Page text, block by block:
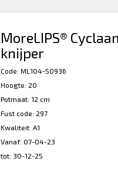
MoreLIPS®
knijper
Code: ML104-50936
Hoogte: 20
Potmaat: 12 cm
Fust code: 297
Kwaliteit: A1
Vanaf: 07-04-23
tot: 30-12-25